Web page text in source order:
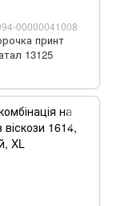
00000041008
принт
13125